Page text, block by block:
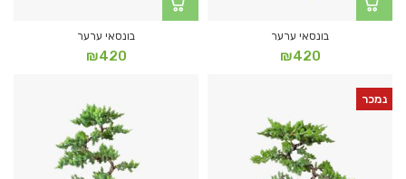
בונסאי ערער
₪420
בונסאי ערער
₪420
נמכר